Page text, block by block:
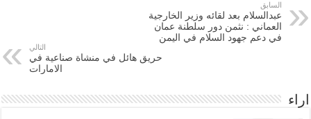
السابق
عبدالسلام بعد لقائه وزير الخارجية
العماني : نثمن دور سلطنة عمان
في دعم جهود السلام في اليمن
التالي
حريق هائل في منشاة صناعية في
الامارات
اراء